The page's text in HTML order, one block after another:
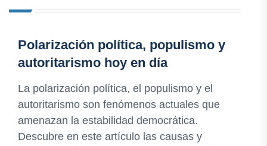
Polarización política, populismo y
autoritarismo hoy en día
La polarización política, el populismo y el
autoritarismo son fenómenos actuales que
amenazan la estabilidad democrática.
Descubre en este artículo las causas y